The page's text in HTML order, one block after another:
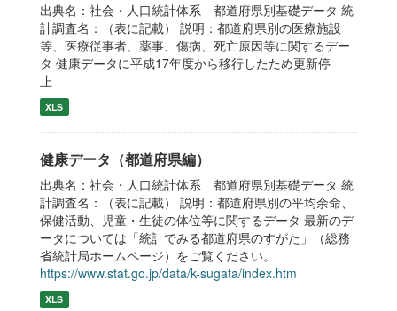
出典名：社会・人口統計体系 都道府県別基礎データ 統
計調査名：（表に記載） 説明：都道府県別の医療施設
等、医療従事者、薬事、傷病、死亡原因等に関するデー
タ 健康データに平成17年度から移行したため更新停
止
XLS
健康データ（都道府県編）
出典名：社会・人口統計体系 都道府県別基礎データ 統
計調査名：（表に記載） 説明：都道府県別の平均余命、
保健活動、児童・生徒の体位等に関するデータ 最新のデ
ータについては「統計でみる都道府県のすがた」（総務
省統計局ホームページ）をご覧ください。
https://www.stat.go.jp/data/k-sugata/index.htm
XLS